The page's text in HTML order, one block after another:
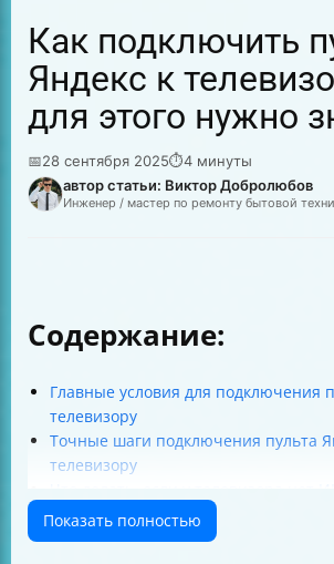
Как подключить
Яндекс к
для этого нужно
📅28 сентября 2025⏱4 минуты
автор статьи: Виктор Добролюбов
Инженер / мастер по ремонту бытовой
Содержание:
Главные условия для подключения
телевизору
Точные шаги подключения пульта
телевизору
пульт не распознаётся
Какие функции пульта становятся
Показать полностью